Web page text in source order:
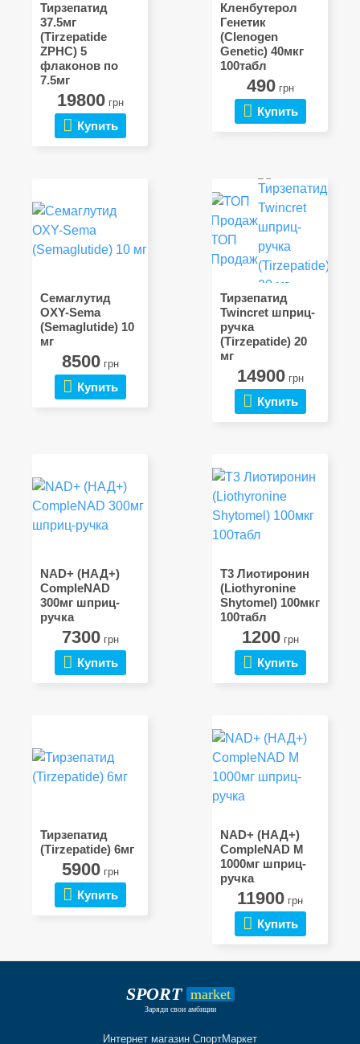
Тирзепатид
37.5мг
(Tirzepatide
ZPHC) 5
флаконов по
7.5мг
19800грн
Купить
Кленбутерол
Генетик
(Clenogen
Genetic) 40мкг
100табл
490грн
Купить
Семаглутид
OXY-Sema
(Semaglutide) 10
мг
8500грн
Купить
ТОП
Продаж
Тирзепатид
Twincret шприц-
ручка
(Tirzepatide) 20
мг
14900грн
Купить
NAD+ (НАД+)
CompleNAD
300мг шприц-
ручка
7300грн
Купить
Т3 Лиотиронин
(Liothyronine
Shytomel) 100мкг
100табл
1200грн
Купить
Тирзепатид
(Tirzepatide) 6мг
5900грн
Купить
NAD+ (НАД+)
CompleNAD M
1000мг шприц-
ручка
11900 грн
Купить
SPORT market
Заряди свои амбиции
Интернет магазин СпортМаркет